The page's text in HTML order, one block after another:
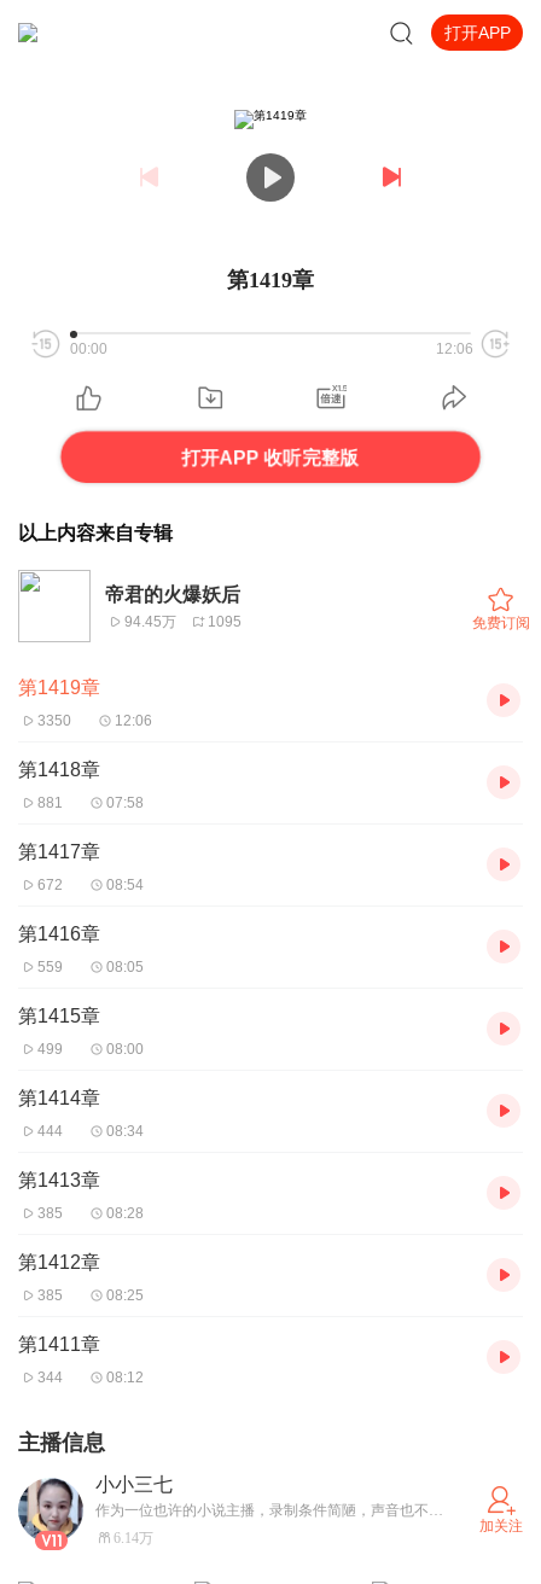
打开APP
第1419章
00:00 12:06
打开APP 收听完整版
以上内容来自专辑
帝君的火爆妖后
94.45万 1095 免费订阅
第1419章
3350 12:06
第1418章
881 07:58
第1417章
672 08:54
第1416章
559 08:05
第1415章
499 08:00
第1414章
444 08:34
第1413章
385 08:28
第1412章
385 08:25
第1411章
344 08:12
主播信息
小小三七
作为一位也许的小说主播，录制条件简陋，声音也不是专业的，所以听友们还请多多指教，不爱不要伤害，毕竟都是免费录制，小说也是我自己喜欢才会录制的，有好的小说也可以推荐一二，谢谢理解
6.14万
加关注